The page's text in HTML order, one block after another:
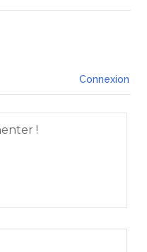
Connexion